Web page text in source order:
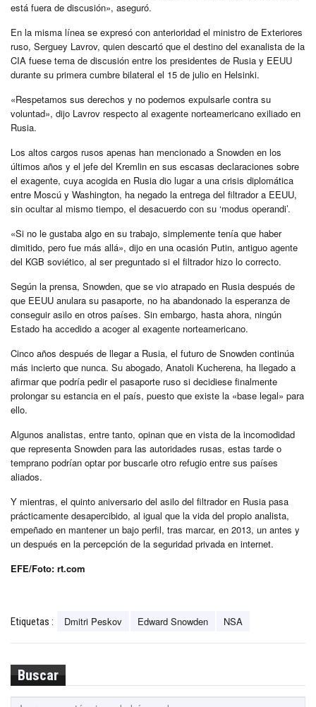
está fuera de discusión», aseguró.
En la misma línea se expresó con anterioridad el ministro de Exteriores
ruso, Serguey Lavrov, quien descartó que el destino del exanalista de la
CIA fuese tema de discusión entre los presidentes de Rusia y EEUU
durante su primera cumbre bilateral el 15 de julio en Helsinki.
«Respetamos sus derechos y no podemos expulsarle contra su
voluntad», dijo Lavrov respecto al exagente norteamericano exiliado en
Rusia.
Los altos cargos rusos apenas han mencionado a Snowden en los
últimos años y el jefe del Kremlin en sus escasas declaraciones sobre
el exagente, cuya acogida en Rusia dio lugar a una crisis diplomática
entre Moscú y Washington, ha negado la entrega del filtrador a EEUU,
sin ocultar al mismo tiempo, el desacuerdo con su ‘modus operandi’.
«Si no le gustaba algo en su trabajo, simplemente tenía que haber
dimitido, pero fue más allá», dijo en una ocasión Putin, antiguo agente
del KGB soviético, al ser preguntado si el filtrador hizo lo correcto.
Según la prensa, Snowden, que se vio atrapado en Rusia después de
que EEUU anulara su pasaporte, no ha abandonado la esperanza de
conseguir asilo en otros países. Sin embargo, hasta ahora, ningún
Estado ha accedido a acoger al exagente norteamericano.
Cinco años después de llegar a Rusia, el futuro de Snowden continúa
más incierto que nunca. Su abogado, Anatoli Kucherena, ha llegado a
afirmar que podría pedir el pasaporte ruso si decidiese finalmente
prolongar su estancia en el país, puesto que existe la «base legal» para
ello.
Algunos analistas, entre tanto, opinan que en vista de la incomodidad
que representa Snowden para las autoridades rusas, estas tarde o
temprano podrían optar por buscarle otro refugio entre sus países
aliados.
Y mientras, el quinto aniversario del asilo del filtrador en Rusia pasa
prácticamente desapercibido, al igual que la vida del propio analista,
empeñado en mantener un bajo perfil, tras marcar, en 2013, un antes y
un después en la percepción de la seguridad privada en internet.
EFE/Foto: rt.com
Etiquetas : Dmitri Peskov Edward Snowden NSA
Buscar